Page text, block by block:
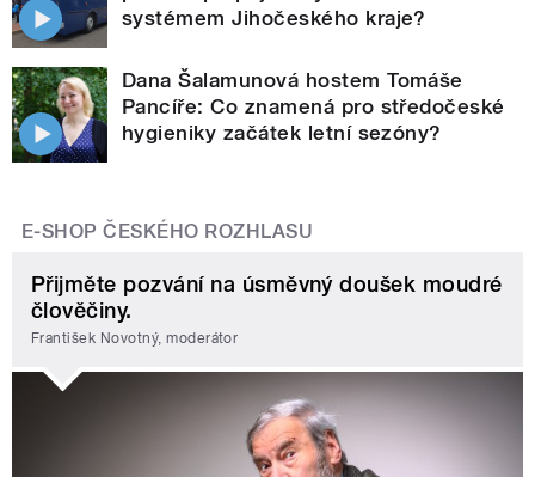
systémem Jihočeského kraje?
Dana Šalamunová hostem Tomáše
Pancíře: Co znamená pro středočeské
hygieniky začátek letní sezóny?
E-SHOP ČESKÉHO ROZHLASU
Přijměte pozvání na úsměvný doušek moudré
člověčiny.
František Novotný, moderátor